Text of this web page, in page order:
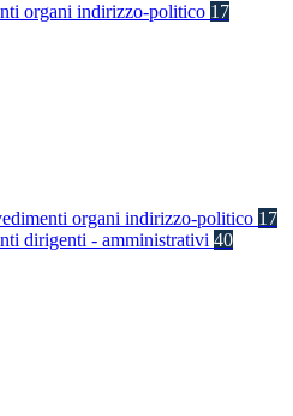
organi indirizzo-politico 17
organi indirizzo-politico 17
dirigenti - amministrativi 40